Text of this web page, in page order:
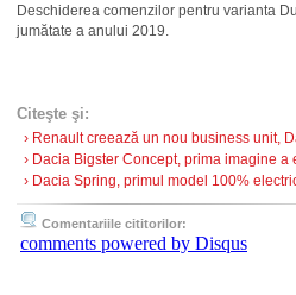
Deschiderea comenzilor pentru varianta
jumătate a anului 2019.
Citeşte şi:
› Renault creează un nou business unit,
› Dacia Bigster Concept, prima imagine a
› Dacia Spring, primul model 100%
Comentariile cititorilor:
comments powered by Disqus